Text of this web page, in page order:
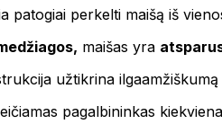
patogiai perkelti maišą iš
maišas yra
užtikrina
pagalbininkas